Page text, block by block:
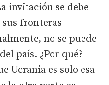
invitación se debe
sus fronteras
no se puede
país. ¿Por qué?
Ucrania es solo esa